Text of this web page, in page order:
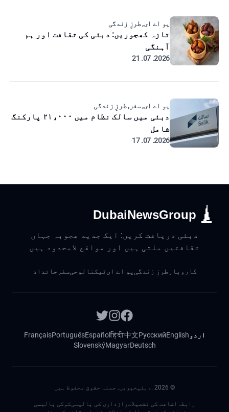
یو اے ای, طرزِ زندگی
تازہ کھجوریں: دبئی کی ثقافت اور ہم
آہنگی
2026. 07. 21
یو اے ای, سفر, طرزِ زندگی
دبئی میں سالک نظام میں ۲۱،۰۰۰ پارکنگ
شامل
2026. 07. 17
DubaiNewsGroup
دبئی دریافت کریں: ایک جدید عجوبہ جہاں
ثقافتیں ملتی ہیں اور مواقع لامحدود ہیں
کاروبار طرزِ زندگی یو اے ایٹیکنالوجیسفر جائداد
اردو English
Русский
中文
हिंदी
Español
Português
Français
Deutsch
Magyar
Slovenský
©
2026 .دبئیخبریں. جملہ حقوق محفوظ ہیں
رابطہ اشاعت کی تفصیلاترازداری کی پالیسیکوکی پالیسی